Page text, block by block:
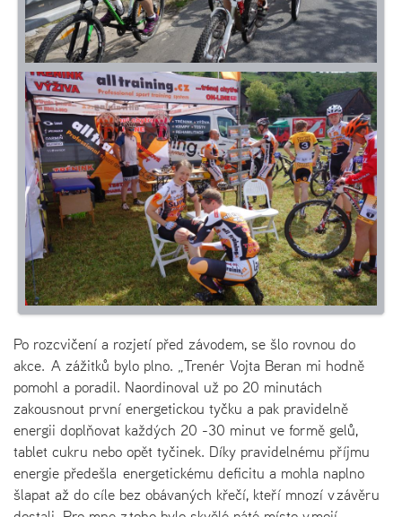
Po rozcvičení a rozjetí před závodem, se šlo rovnou do
akce. A zážitků bylo plno. „Trenér Vojta Beran mi hodně
pomohl a poradil. Naordinoval už po 20 minutách
zakousnout první energetickou tyčku a pak pravidelně
energii doplňovat každých 20 -30 minut ve formě gelů,
tablet cukru nebo opět tyčinek. Díky pravidelnému příjmu
energie předešla energetickému deficitu a mohla naplno
šlapat až do cíle bez obávaných křečí, kteří mnozí v závěru